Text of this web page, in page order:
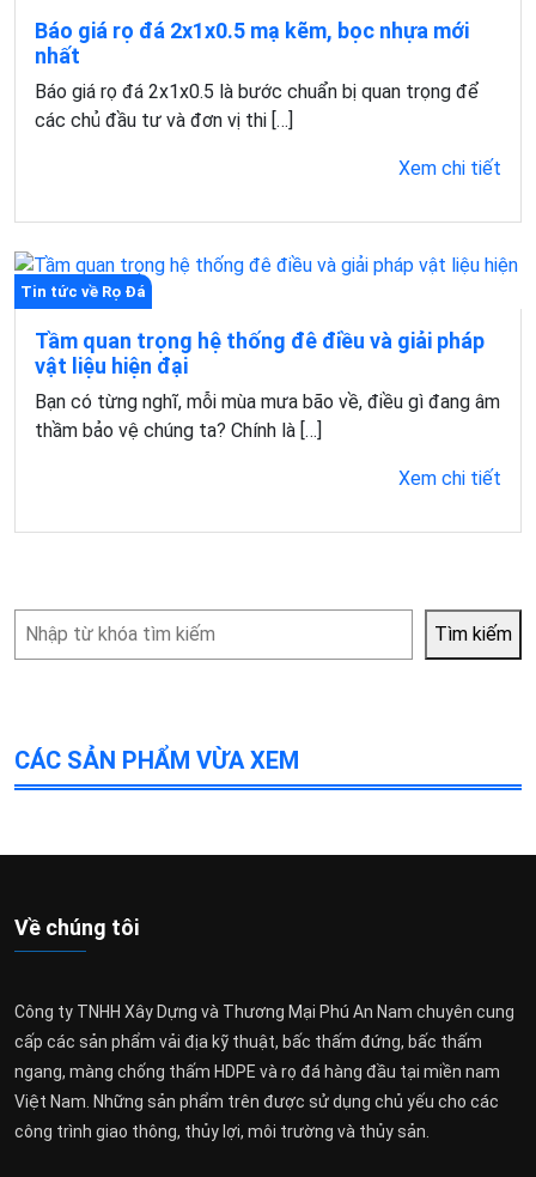
Báo giá rọ đá 2x1x0.5 mạ kẽm, bọc nhựa mới
nhất
Báo giá rọ đá 2x1x0.5 là bước chuẩn bị quan trọng để
các chủ đầu tư và đơn vị thi […]
Xem chi tiết
Tin tức về Rọ Đá
Tầm quan trọng hệ thống đê điều và giải pháp
vật liệu hiện đại
Bạn có từng nghĩ, mỗi mùa mưa bão về, điều gì đang âm
thầm bảo vệ chúng ta? Chính là […]
Xem chi tiết
Tìm
kiếm
Tìm kiếm
CÁC SẢN PHẨM VỪA XEM
Về chúng tôi
Công ty TNHH Xây Dựng và Thương Mại Phú An Nam chuyên cung
cấp các sản phẩm vải địa kỹ thuật, bấc thấm đứng, bấc thấm
ngang, màng chống thấm HDPE và rọ đá hàng đầu tại miền nam
Việt Nam. Những sản phẩm trên được sử dụng chủ yếu cho các
công trình giao thông, thủy lợi, môi trường và thủy sản.